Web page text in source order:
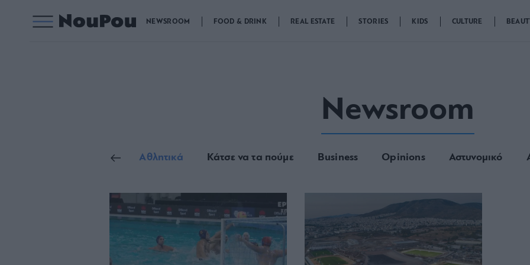
NEWSROOM FOOD & DRINK REAL ESTATE STORIES KIDS CULTURE
Newsroom
Γενικές Ειδήσεις Αθλητικά Κάτσε να τα πούμε Business Opinions Αστυνομικό